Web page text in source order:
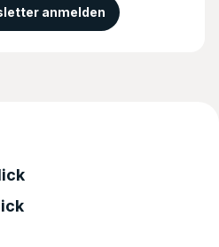
anmelden